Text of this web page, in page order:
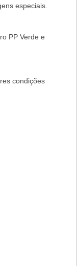
especiais.
PP Verde e
condições